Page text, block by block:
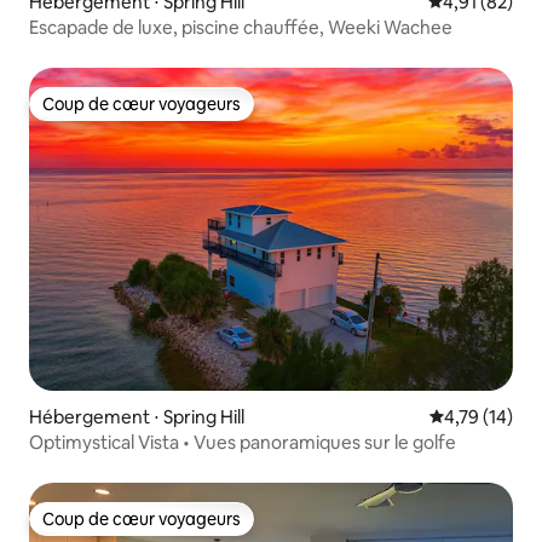
Escapade de luxe, piscine chauffée, Weeki Wachee
Coup de cœur voyageurs
Coup de cœur voyageurs
Hébergement ⋅ Spring Hill Évaluation
4,79 (14)
Optimystical Vista • Vues panoramiques sur le golfe
Coup de cœur voyageurs
Coup de cœur voyageurs